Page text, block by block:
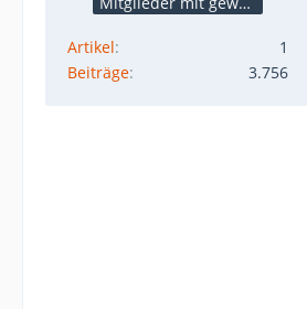
Artikel
1
Beiträge
3.756